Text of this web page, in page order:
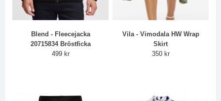
Blend - Fleecejacka
20715834 Bröstficka
499 kr
Vila - Vimodala HW Wrap
Skirt
350 kr